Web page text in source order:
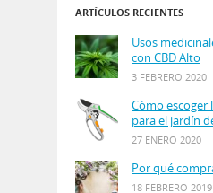
ARTÍCULOS RECIENTES
Usos
con CBD Alto
3 FEBRERO 2020
Cómo escoger
para el jardín
27 ENERO 2020
Por qué
18 FEBRERO 2019